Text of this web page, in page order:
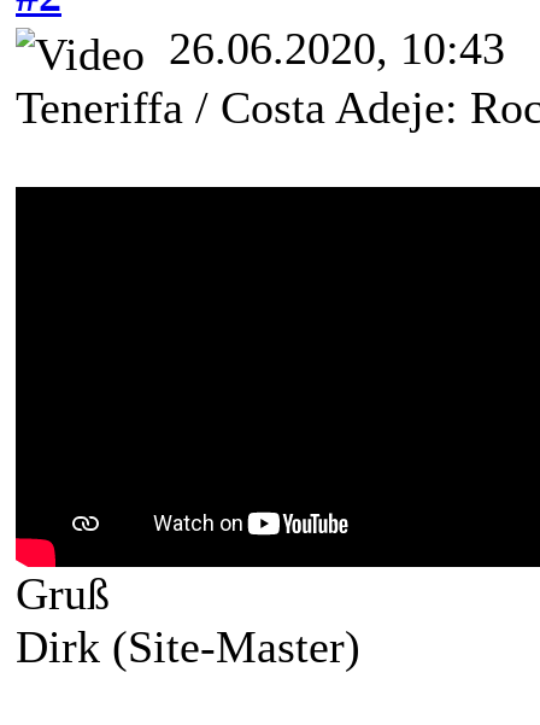
26.06.2020, 10:43
Teneriffa / Costa Adeje:
Gruß
Dirk (Site-Master)